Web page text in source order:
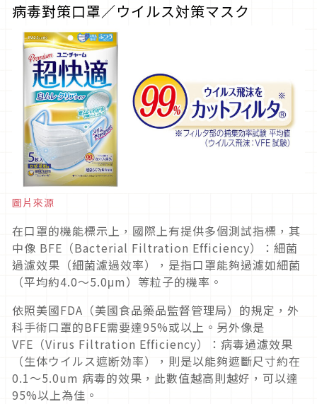
病毒對策口罩／ウイルス対策マスク
圖片來源
在口罩的機能標示上，國際上有提供多個測試指標，其
中像 BFE（Bacterial Filtration Efficiency）：細菌
過濾效果（細菌濾過效率），是指口罩能夠過濾如細菌
（平均約4.0～5.0μm）等粒子的機率。
依照美國FDA（美國食品藥品監督管理局）的規定，外
科手術口罩的BFE需要達95%或以上。另外像是
VFE（Virus Filtration Efficiency）：病毒過濾效果
（生体ウイルス遮断効率），則是以能夠遮斷尺寸約在
0.1～5.0um 病毒的效果，此數值越高則越好，可以達
95%以上為佳。